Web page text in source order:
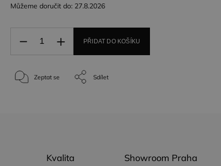
Můžeme doručit do: 27.8.2026
PŘIDAT DO KOŠÍKU
Zeptat se Sdílet
Kvalita Showroom Praha